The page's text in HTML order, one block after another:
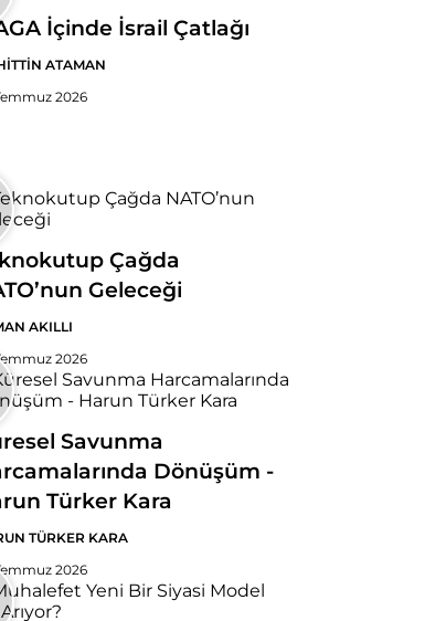
İçinde İsrail Çatlağı
ATAMAN
2026
Çağda
Geleceği
AKILLI
2026
Savunma
Dönüşüm -
Türker Kara
TÜRKER KARA
2026